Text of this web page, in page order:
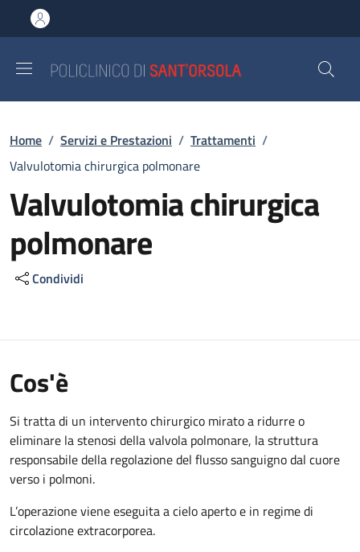
al contenuto principale
to footer content
Briciole di pane
Home / Servizi e Prestazioni / Trattamenti /
Valvulotomia chirurgica polmonare
Valvulotomia chirurgica
polmonare
Condividi
Cos'è
Si tratta di un intervento chirurgico mirato a ridurre o
eliminare la stenosi della valvola polmonare, la struttura
responsabile della regolazione del flusso sanguigno dal cuore
verso i polmoni.
L’operazione viene eseguita a cielo aperto e in regime di
circolazione extracorporea.